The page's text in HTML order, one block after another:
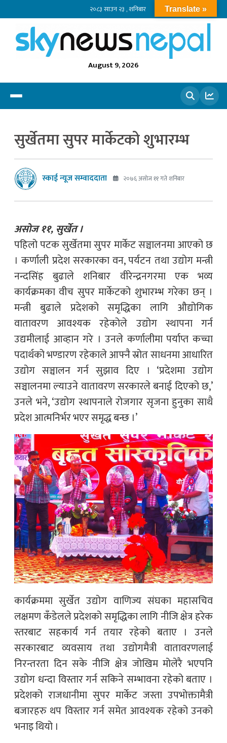
२०८३ साउन २३ , शनिबार
August 9, 2026
सुर्खेतमा सुपर मार्केटको शुभारम्भ
स्काई न्यूज सम्वाददाता २०७६ असोज ११ गते शनिबार
असोज ११, सुर्खेत ।
पहिलो पटक सुर्खेतमा सुपर मार्केट सञ्चालनमा आएको छ
। कर्णाली प्रदेश सरकारका वन, पर्यटन तथा उद्योग मन्त्री
नन्दसिंह बुढाले शनिबार वीरेन्द्रनगरमा एक भव्य
कार्यक्रमका वीच सुपर मार्केटको शुभारम्भ गरेका छन् ।
मन्त्री बुढाले प्रदेशको समृद्धिका लागि औद्योगिक
वातावरण आवश्यक रहेकोले उद्योग स्थापना गर्न
उद्यमीलाई आव्हान गरे । उनले कर्णालीमा पर्याप्त कच्चा
पदार्थको भण्डारण रहेकाले आफ्नै स्रोत साधनमा आधारित
उद्योग सञ्चालन गर्न सुझाव दिए । ‘प्रदेशमा उद्योग
सञ्चालनमा ल्याउने वातावरण सरकारले बनाई दिएको छ,’
उनले भने, ‘उद्योग स्थापनाले रोजगार सृजना हुनुका साथै
प्रदेश आत्मनिर्भर भएर समृद्ध बन्छ ।’
कार्यक्रममा सुर्खेत उद्योग वाणिज्य संघका महासचिव
लक्षमण कँडेलले प्रदेशको समृद्धिका लागि नीजि क्षेत्र हरेक
स्तरबाट सहकार्य गर्न तयार रहेको बताए । उनले
सरकारबाट व्यवसाय तथा उद्योगमैत्री वातावरणलाई
निरन्तरता दिन सके नीजि क्षेत्र जोखिम मोलेरै भएपनि
उद्योग धन्दा विस्तार गर्न सकिने सम्भावना रहेको बताए ।
प्रदेशको राजधानीमा सुपर मार्केट जस्ता उपभोक्तामैत्री
बजारहरु थप विस्तार गर्न समेत आवश्यक रहेको उनको
भनाइ थियो ।
Translate »